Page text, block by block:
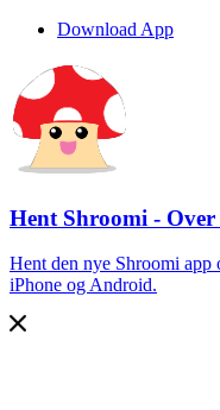
Download App
Hent Shroomi - Over
Hent den nye Shroomi app
iPhone og Android.